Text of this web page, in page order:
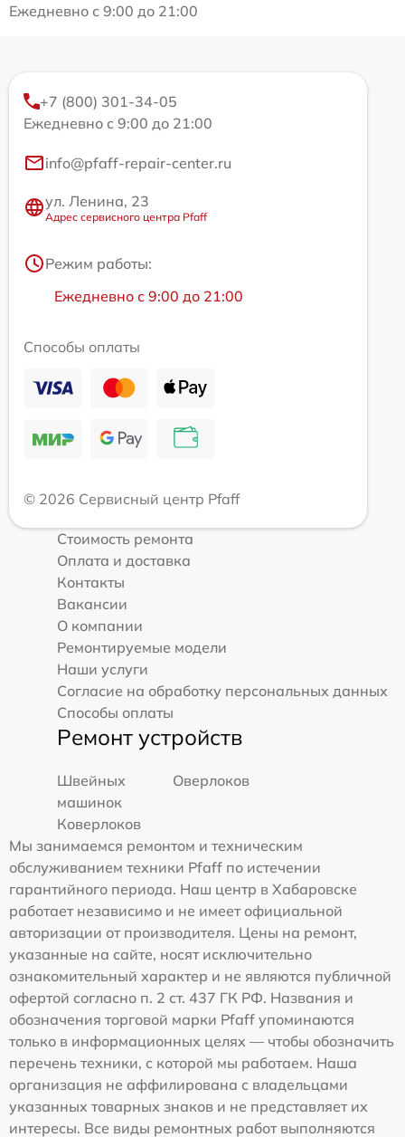
Ежедневно с 9:00 до 21:00
+7 (800) 301-34-05
Ежедневно с 9:00 до 21:00
info@pfaff-repair-center.ru
ул. Ленина, 23
Адрес сервисного центра Pfaff
Режим работы:
Ежедневно с 9:00 до 21:00
Способы оплаты
© 2026 Сервисный центр Pfaff
Стоимость ремонта
Оплата и доставка
Контакты
Вакансии
О компании
Ремонтируемые модели
Наши услуги
Согласие на обработку персональных данных
Способы оплаты
Ремонт устройств
Швейных
машинок
Оверлоков
Коверлоков
Мы занимаемся ремонтом и техническим
обслуживанием техники Pfaff по истечении
гарантийного периода. Наш центр в Хабаровске
работает независимо и не имеет официальной
авторизации от производителя. Цены на ремонт,
указанные на сайте, носят исключительно
ознакомительный характер и не являются публичной
офертой согласно п. 2 ст. 437 ГК РФ. Названия и
обозначения торговой марки Pfaff упоминаются
только в информационных целях — чтобы обозначить
перечень техники, с которой мы работаем. Наша
организация не аффилирована с владельцами
указанных товарных знаков и не представляет их
интересы. Все виды ремонтных работ выполняются